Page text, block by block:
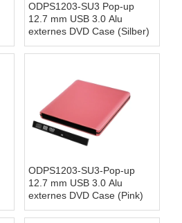
ODPS1203-SU3 Pop-up
12.7 mm USB 3.0 Alu
externes DVD Case (Silber)
ODPS1203-SU3-Pop-up
12.7 mm USB 3.0 Alu
externes DVD Case (Pink)